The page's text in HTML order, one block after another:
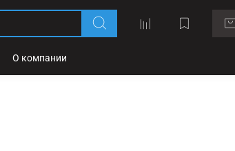
О компании